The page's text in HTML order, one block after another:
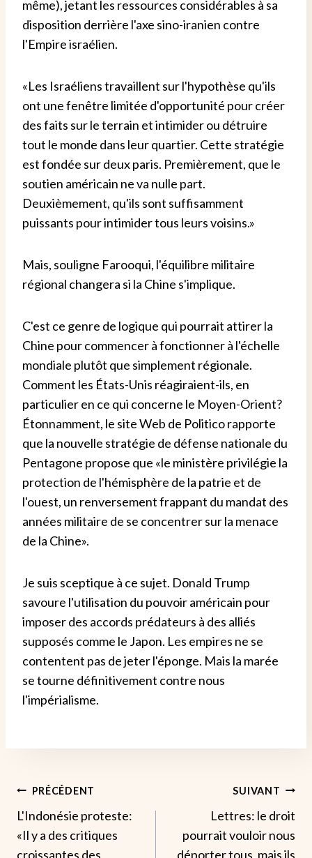
même), jetant les ressources considérables à sa
disposition derrière l'axe sino-iranien contre
l'Empire israélien.
«Les Israéliens travaillent sur l'hypothèse qu'ils
ont une fenêtre limitée d'opportunité pour créer
des faits sur le terrain et intimider ou détruire
tout le monde dans leur quartier. Cette stratégie
est fondée sur deux paris. Premièrement, que le
soutien américain ne va nulle part.
Deuxièmement, qu'ils sont suffisamment
puissants pour intimider tous leurs voisins.»
Mais, souligne Farooqui, l'équilibre militaire
régional changera si la Chine s'implique.
C'est ce genre de logique qui pourrait attirer la
Chine pour commencer à fonctionner à l'échelle
mondiale plutôt que simplement régionale.
Comment les États-Unis réagiraient-ils, en
particulier en ce qui concerne le Moyen-Orient?
Étonnamment, le site Web de Politico rapporte
que la nouvelle stratégie de défense nationale du
Pentagone propose que «le ministère privilégie la
protection de l'hémisphère de la patrie et de
l'ouest, un renversement frappant du mandat des
années militaire de se concentrer sur la menace
de la Chine».
Je suis sceptique à ce sujet. Donald Trump
savoure l'utilisation du pouvoir américain pour
imposer des accords prédateurs à des alliés
supposés comme le Japon. Les empires ne se
contentent pas de jeter l'éponge. Mais la marée
se tourne définitivement contre nous
l'impérialisme.
Navigation
De
L’article
PRÉCÉDENT
L'Indonésie proteste:
«Il y a des critiques
croissantes des
SUIVANT
Lettres: le droit
pourrait vouloir nous
déporter tous, mais ils